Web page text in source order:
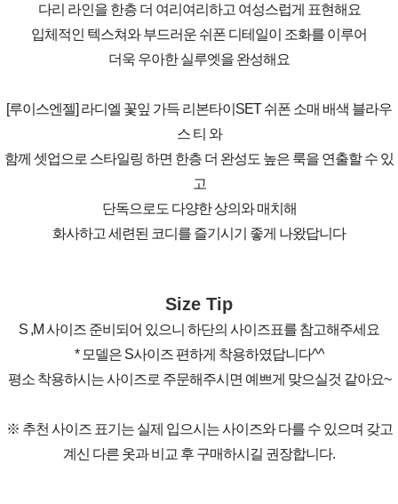
다리 라인을 한층 더 여리여리하고 여성스럽게 표현해요
입체적인 텍스쳐와 부드러운 쉬폰 디테일이 조화를 이루어
더욱 우아한 실루엣을 완성해요
[루이스엔젤] 라디엘 꽃잎 가득 리본타이SET 쉬폰 소매 배색 블라우
스 티 와
함께 셋업으로 스타일링 하면 한층 더 완성도 높은 룩을 연출할 수 있
고
단독으로도 다양한 상의와 매치해
화사하고 세련된 코디를 즐기시기 좋게 나왔답니다
Size Tip
S ,M 사이즈 준비되어 있으니 하단의 사이즈표를 참고해주세요
* 모델은 S사이즈 편하게 착용하였답니다^^
평소 착용하시는 사이즈로 주문해주시면 예쁘게 맞으실것 같아요~
※ 추천 사이즈 표기는 실제 입으시는 사이즈와 다를 수 있으며 갖고
계신 다른 옷과 비교 후 구매하시길 권장합니다.